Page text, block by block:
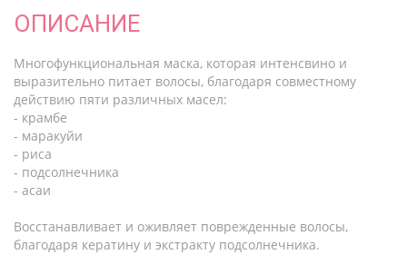
ОПИСАНИЕ
Многофункциональная маска, которая интенсвино и
выразительно питает волосы, благодаря совместному
действию пяти различных масел:
- крамбе
- маракуйи
- риса
- подсолнечника
- асаи
Восстанавливает и оживляет поврежденные волосы,
благодаря кератину и экстракту подсолнечника.